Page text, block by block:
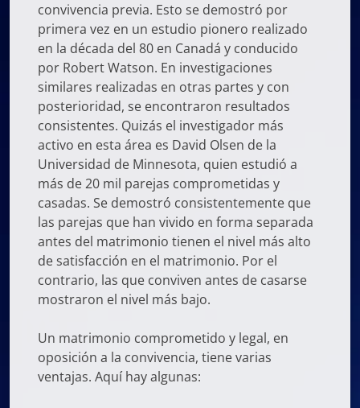
convivencia previa. Esto se demostró por
primera vez en un estudio pionero realizado
en la década del 80 en Canadá y conducido
por Robert Watson. En investigaciones
similares realizadas en otras partes y con
posterioridad, se encontraron resultados
consistentes. Quizás el investigador más
activo en esta área es David Olsen de la
Universidad de Minnesota, quien estudió a
más de 20 mil parejas comprometidas y
casadas. Se demostró consistentemente que
las parejas que han vivido en forma separada
antes del matrimonio tienen el nivel más alto
de satisfacción en el matrimonio. Por el
contrario, las que conviven antes de casarse
mostraron el nivel más bajo.
Un matrimonio comprometido y legal, en
oposición a la convivencia, tiene varias
ventajas. Aquí hay algunas: